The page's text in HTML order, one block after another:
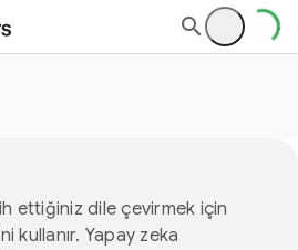
ettiğiniz dile çevirmek için
kullanır. Yapay zeka